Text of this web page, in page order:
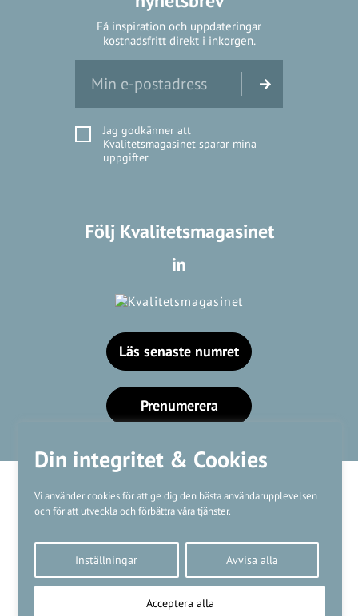
Din integritet & Cookies
Vi använder cookies för att ge dig den bästa användarupplevelsen
och för att utveckla och förbättra våra tjänster.
Inställningar Avvisa alla
Acceptera alla
Få inspiration och uppdateringar
kostnadsfritt direkt i inkorgen.
Jag godkänner att
Kvalitetsmagasinet sparar mina
uppgifter
Följ Kvalitetsmagasinet
Läs senaste numret
Prenumerera
Kundtjänst